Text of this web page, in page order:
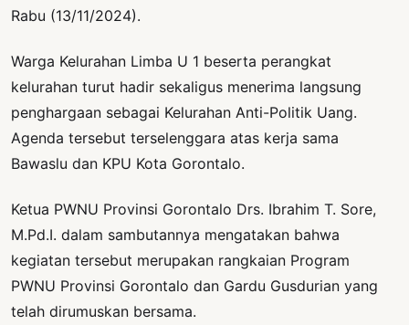
Rabu (13/11/2024).
Warga Kelurahan Limba U 1 beserta perangkat
kelurahan turut hadir sekaligus menerima langsung
penghargaan sebagai Kelurahan Anti-Politik Uang.
Agenda tersebut terselenggara atas kerja sama
Bawaslu dan KPU Kota Gorontalo.
Ketua PWNU Provinsi Gorontalo Drs. Ibrahim T. Sore,
M.Pd.I. dalam sambutannya mengatakan bahwa
kegiatan tersebut merupakan rangkaian Program
PWNU Provinsi Gorontalo dan Gardu Gusdurian yang
telah dirumuskan bersama.